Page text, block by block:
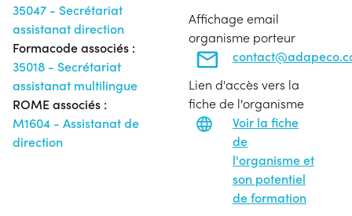
35047 - Secrétariat
assistanat direction
Formacode associés :
35018 - Secrétariat
assistanat multilingue
ROME associés :
M1604 - Assistanat de
direction
Affichage email
organisme porteur
Lien d'accès vers la
fiche de l'organisme
Voir la fiche
de
l'organisme et
son potentiel
de formation